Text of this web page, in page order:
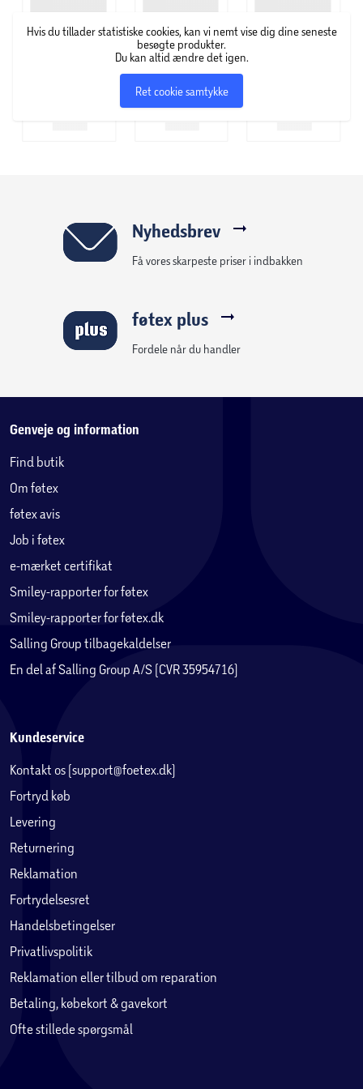
Hvis du tillader statistiske cookies, kan vi nemt vise dig dine seneste
besøgte produkter.
Du kan altid ændre det igen.
Ret cookie samtykke
Nyhedsbrev
Få vores skarpeste priser i indbakken
føtex plus
Fordele når du handler
Genveje og information
Find butik
Om føtex
føtex avis
Job i føtex
e-mærket certifikat
Smiley-rapporter for føtex
Smiley-rapporter for føtex.dk
Salling Group tilbagekaldelser
En del af Salling Group A/S (CVR 35954716)
Kundeservice
Kontakt os (support@foetex.dk)
Fortryd køb
Levering
Returnering
Reklamation
Fortrydelsesret
Handelsbetingelser
Privatlivspolitik
Reklamation eller tilbud om reparation
Betaling, købekort & gavekort
Ofte stillede spørgsmål